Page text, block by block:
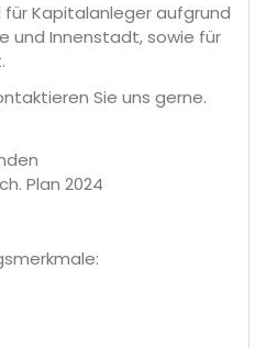
für Kapitalanleger aufgrund
und Innenstadt, sowie für
Sie uns gerne.
Plan 2024